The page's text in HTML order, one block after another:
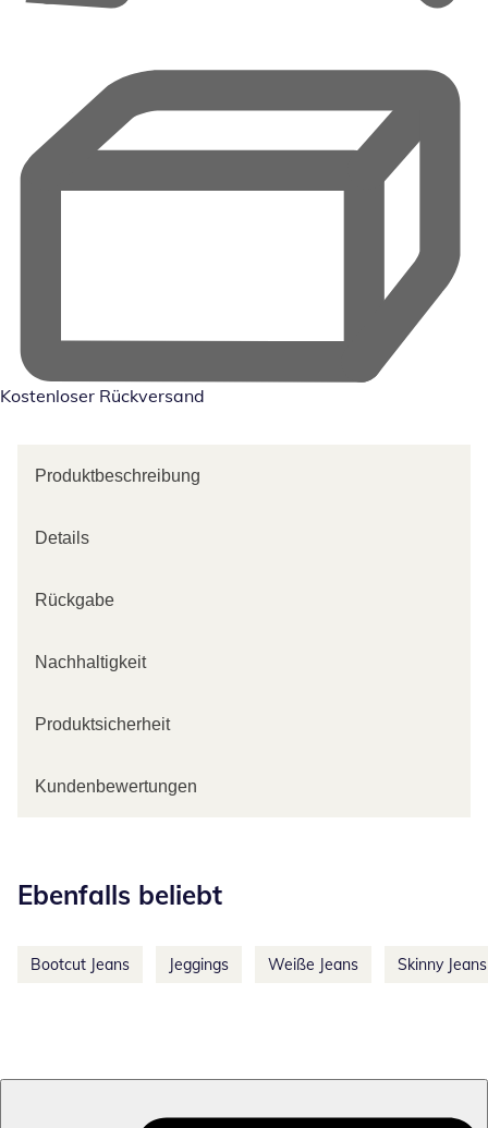
Kostenloser Rückversand
Produktbeschreibung
Details
Rückgabe
Nachhaltigkeit
Produktsicherheit
Kundenbewertungen
Ebenfalls beliebt
Bootcut Jeans Jeggings Weiße Jeans Skinny Jeans